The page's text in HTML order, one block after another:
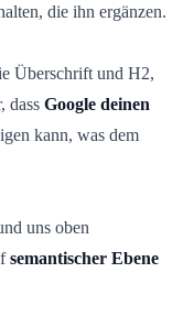
die ihn ergänzen.
Überschrift und H2,
dass Google deinen
kann, was dem
uns oben
semantischer Ebene